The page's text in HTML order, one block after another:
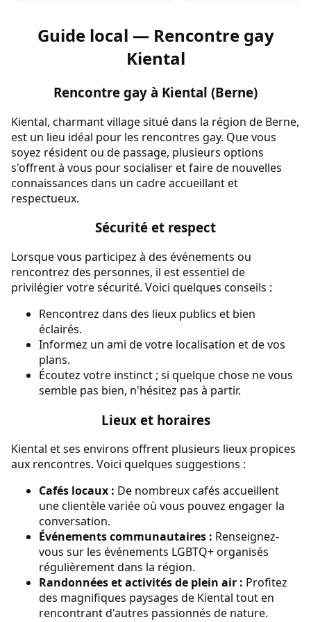
Guide local — Rencontre gay
Kiental
Rencontre gay à Kiental (Berne)
Kiental, charmant village situé dans la région de Berne,
est un lieu idéal pour les rencontres gay. Que vous
soyez résident ou de passage, plusieurs options
s'offrent à vous pour socialiser et faire de nouvelles
connaissances dans un cadre accueillant et
respectueux.
Sécurité et respect
Lorsque vous participez à des événements ou
rencontrez des personnes, il est essentiel de
privilégier votre sécurité. Voici quelques conseils :
Rencontrez dans des lieux publics et bien
éclairés.
Informez un ami de votre localisation et de vos
plans.
Écoutez votre instinct ; si quelque chose ne vous
semble pas bien, n'hésitez pas à partir.
Lieux et horaires
Kiental et ses environs offrent plusieurs lieux propices
aux rencontres. Voici quelques suggestions :
Cafés locaux : De nombreux cafés accueillent
une clientèle variée où vous pouvez engager la
conversation.
Événements communautaires : Renseignez-
vous sur les événements LGBTQ+ organisés
régulièrement dans la région.
Randonnées et activités de plein air : Profitez
des magnifiques paysages de Kiental tout en
rencontrant d'autres passionnés de nature.